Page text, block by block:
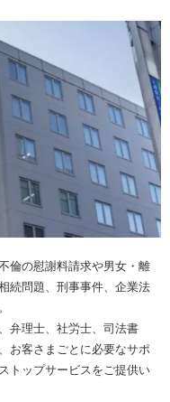
倫の慰謝料請求や男女・離
続問題、刑事事件、企業法
弁理士、社労士、司法書
お客さまごとに必要なサポ
トップサービスをご提供い